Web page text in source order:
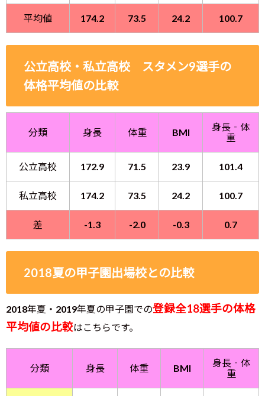
平均値 174.2 73.5 24.2 100.7
公立高校・私立高校 スタメン9選手の
体格平均値の比較
分類 身長 体重 BMI
身長‐体
重
公立高校 172.9 71.5 23.9 101.4
私立高校 174.2 73.5 24.2 100.7
差 -1.3 -2.0 -0.3 0.7
2018夏の甲子園出場校との比較
2018年夏・2019年夏の甲子園での登録全18選手の体格
平均値の比較はこちらです。
分類 身長 体重 BMI
身長‐体
重